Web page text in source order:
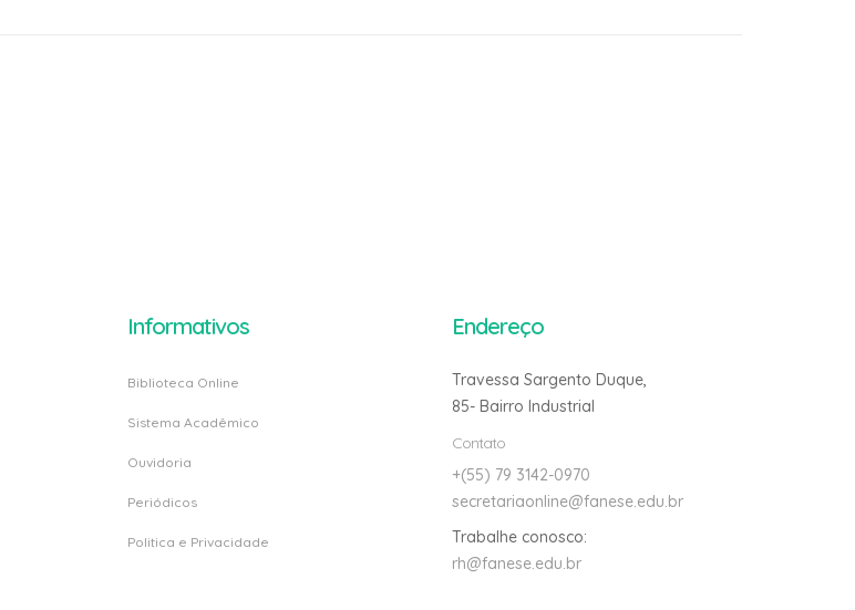
Informativos
Biblioteca Online
Sistema Acadêmico
Ouvidoria
Periódicos
Politica e Privacidade
Endereço
Travessa Sargento Duque,
85- Bairro Industrial
Contato
+(55) 79 3142-0970
secretariaonline@fanese.edu.br
Trabalhe conosco:
rh@fanese.edu.br